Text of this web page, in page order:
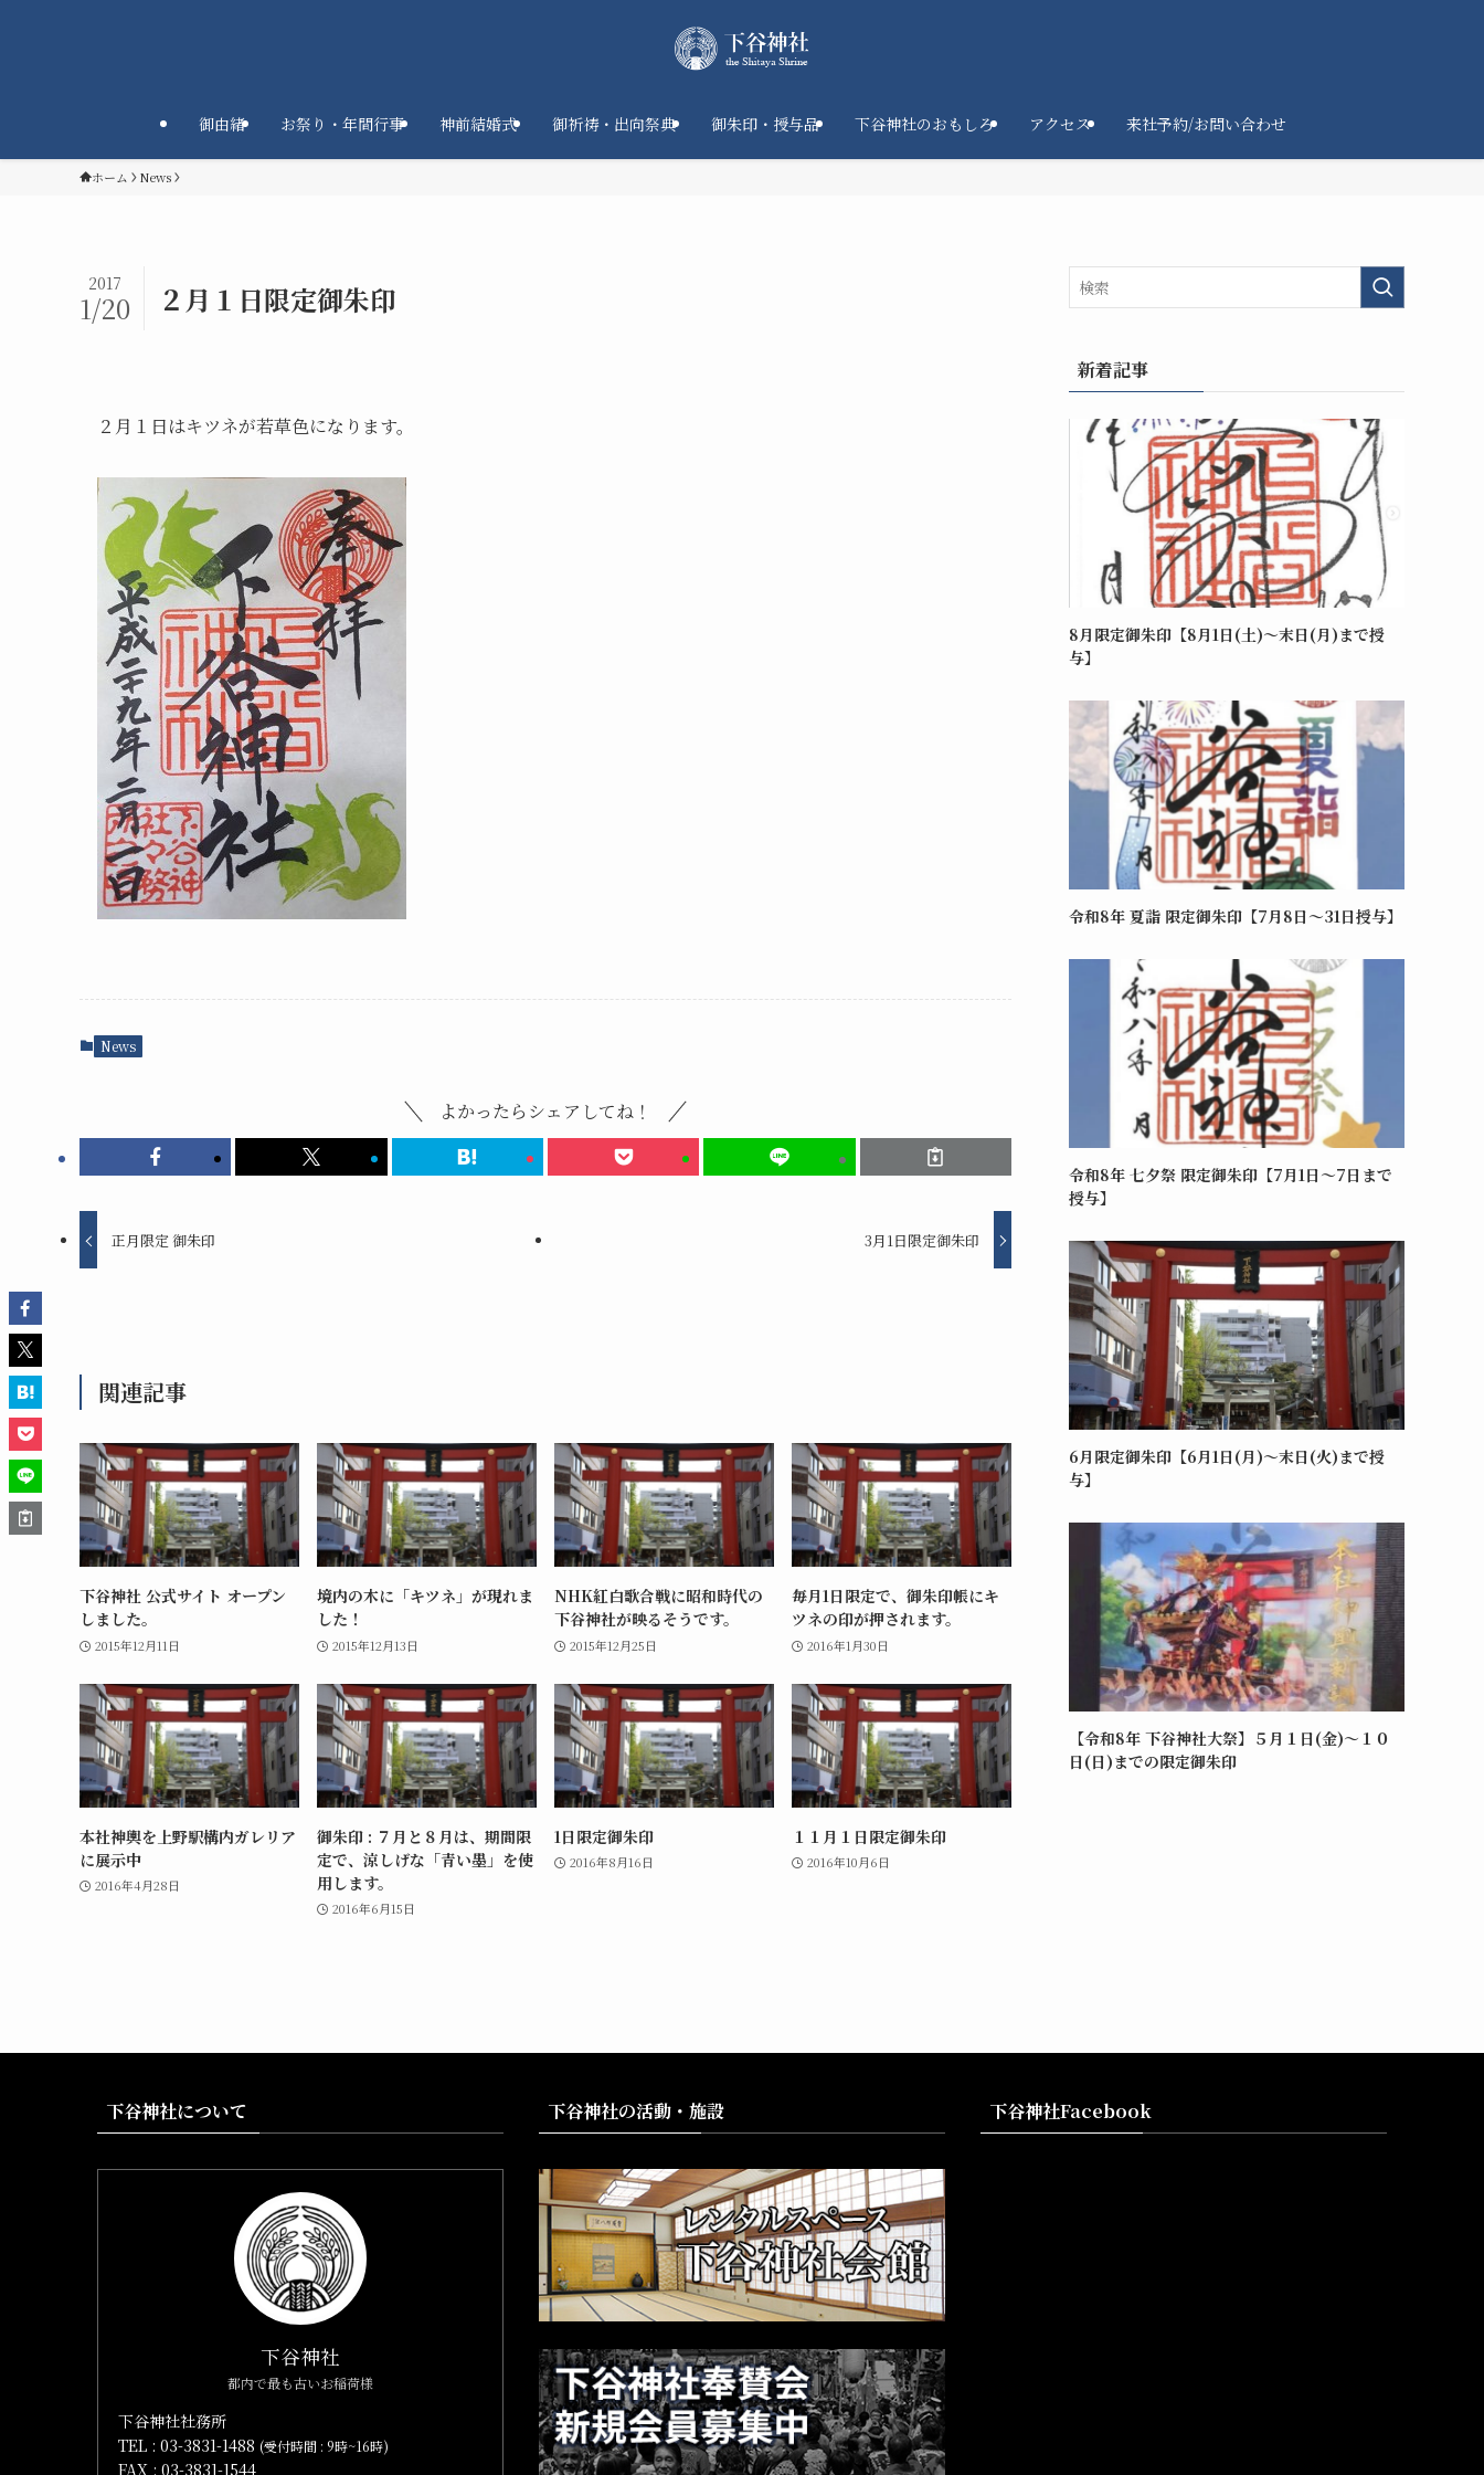
御由緒 お祭り・年間行事 神前結婚式 御祈祷・出向祭典 御朱印・授与品 下谷神社のおもしろ アクセス 来社予約/お問い合わせ
ホーム News
２月１日限定御朱印
2017
1/20
２月１日はキツネが若草色になります。
News
よかったらシェアしてね！
正月限定 御朱印 3月1日限定御朱印
関連記事
下谷神社 公式サイト オープン
しました。
2015年12月11日
境内の木に「キツネ」が現れま
した！
2015年12月13日
NHK紅白歌合戦に昭和時代の
下谷神社が映るそうです。
2015年12月25日
毎月1日限定で、御朱印帳にキ
ツネの印が押されます。
2016年1月30日
本社神輿を上野駅構内ガレリア
に展示中
2016年4月28日
御朱印 : ７月と８月は、期間限
定で、涼しげな「青い墨」を使
用します。
2016年6月15日
1日限定御朱印
2016年8月16日
１１月１日限定御朱印
2016年10月6日
新着記事
8月限定御朱印【8月1日(土)～末日(月)まで授
与】
令和8年 夏詣 限定御朱印【7月8日〜31日授与】
令和8年 七夕祭 限定御朱印【7月1日～7日まで
授与】
6月限定御朱印【6月1日(月)～末日(火)まで授
与】
【令和8年 下谷神社大祭】５月１日(金)～１０
日(日)までの限定御朱印
下谷神社について
下谷神社
都内で最も古いお稲荷様
下谷神社社務所
TEL : 03-3831-1488 (受付時間 : 9時~16時)
FAX : 03-3831-1544
下谷神社の活動・施設 下谷神社Facebook